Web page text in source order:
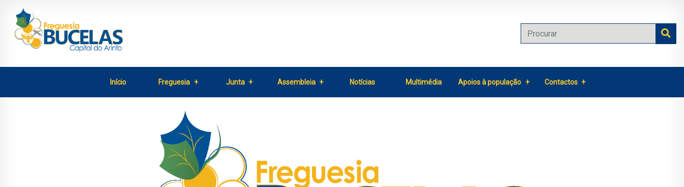
Início Freguesia Junta Assembleia Notícias Multimédia Apoios à população Contactos